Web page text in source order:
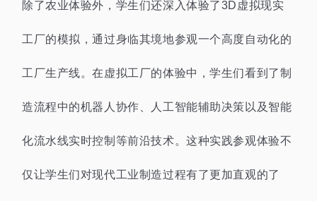
除了农业体验外，学生们还深入体验了3D虚拟现实
工厂的模拟，通过身临其境地参观一个高度自动化的
工厂生产线。在虚拟工厂的体验中，学生们看到了制
造流程中的机器人协作、人工智能辅助决策以及智能
化流水线实时控制等前沿技术。这种实践参观体验不
仅让学生们对现代工业制造过程有了更加直观的了